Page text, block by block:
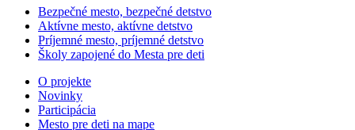
Bezpečné mesto, bezpečné detstvo
Aktívne mesto, aktívne detstvo
Príjemné mesto, príjemné detstvo
Školy zapojené do Mesta pre deti
O projekte
Novinky
Participácia
Mesto pre deti na mape